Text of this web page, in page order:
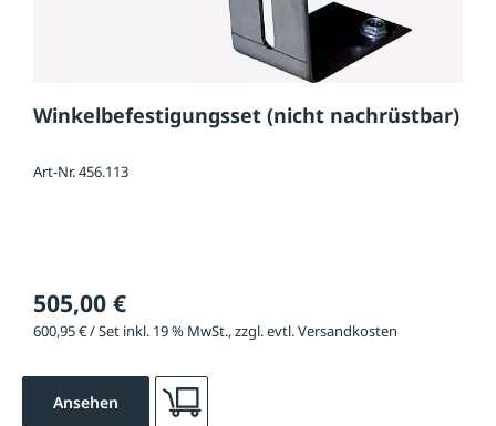
Winkelbefestigungsset (nicht nachrüstbar)
Art-Nr. 456.113
505,00 €
600,95 € / Set inkl. 19 % MwSt., zzgl. evtl. Versandkosten
Ansehen